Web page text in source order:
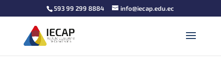
593 99 299 8884 info@iecap.edu.ec